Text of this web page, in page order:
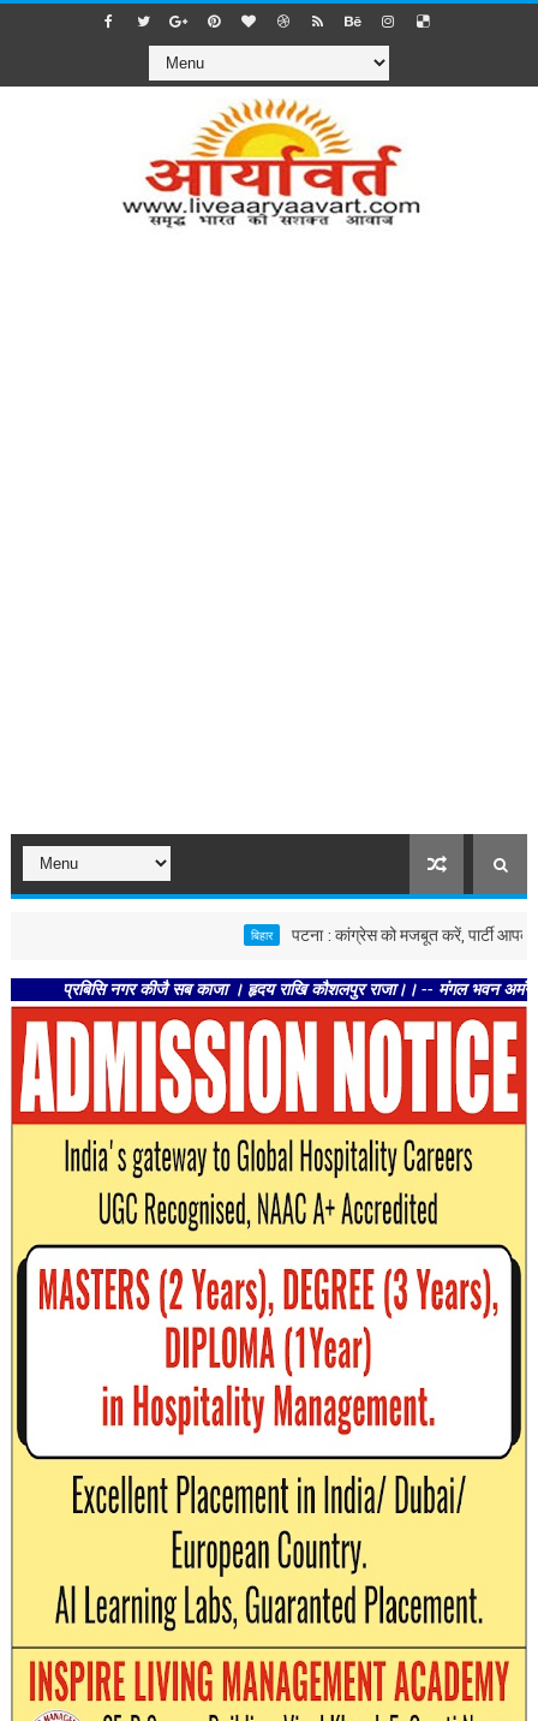
पटना : कांग्रेस को मजबूत करें, पार्टी आपको मजबूत
प्रबिसि नगर कीजै सब काजा । हृदय राखि कौशलपुर राजा।। -- मंगल भवन अमंगल हारी।